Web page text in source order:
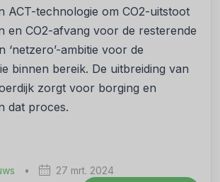
ACT-technologie om CO2-uitstoot
en CO2-afvang voor de resterende
‘netzero’-ambitie voor de
binnen bereik. De uitbreiding van
zorgt voor borging en
dat proces.
• 27 mrt. 2024